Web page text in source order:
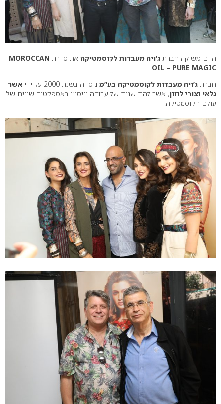
היום משיקה חברת ג’ויה מעבדות לקוסמטיקה את סדרת MOROCCAN
OIL – PURE MAGIC
.
חברת ג’ויה מעבדות לקוסמטיקה בע”מ נוסדה בשנת 2000 על-ידי
אשר
גלאי וצורי לוזון, אשר להם שנים של עבודה וניסיון באספקטים שונים של
עולם הקוסמטיקה.